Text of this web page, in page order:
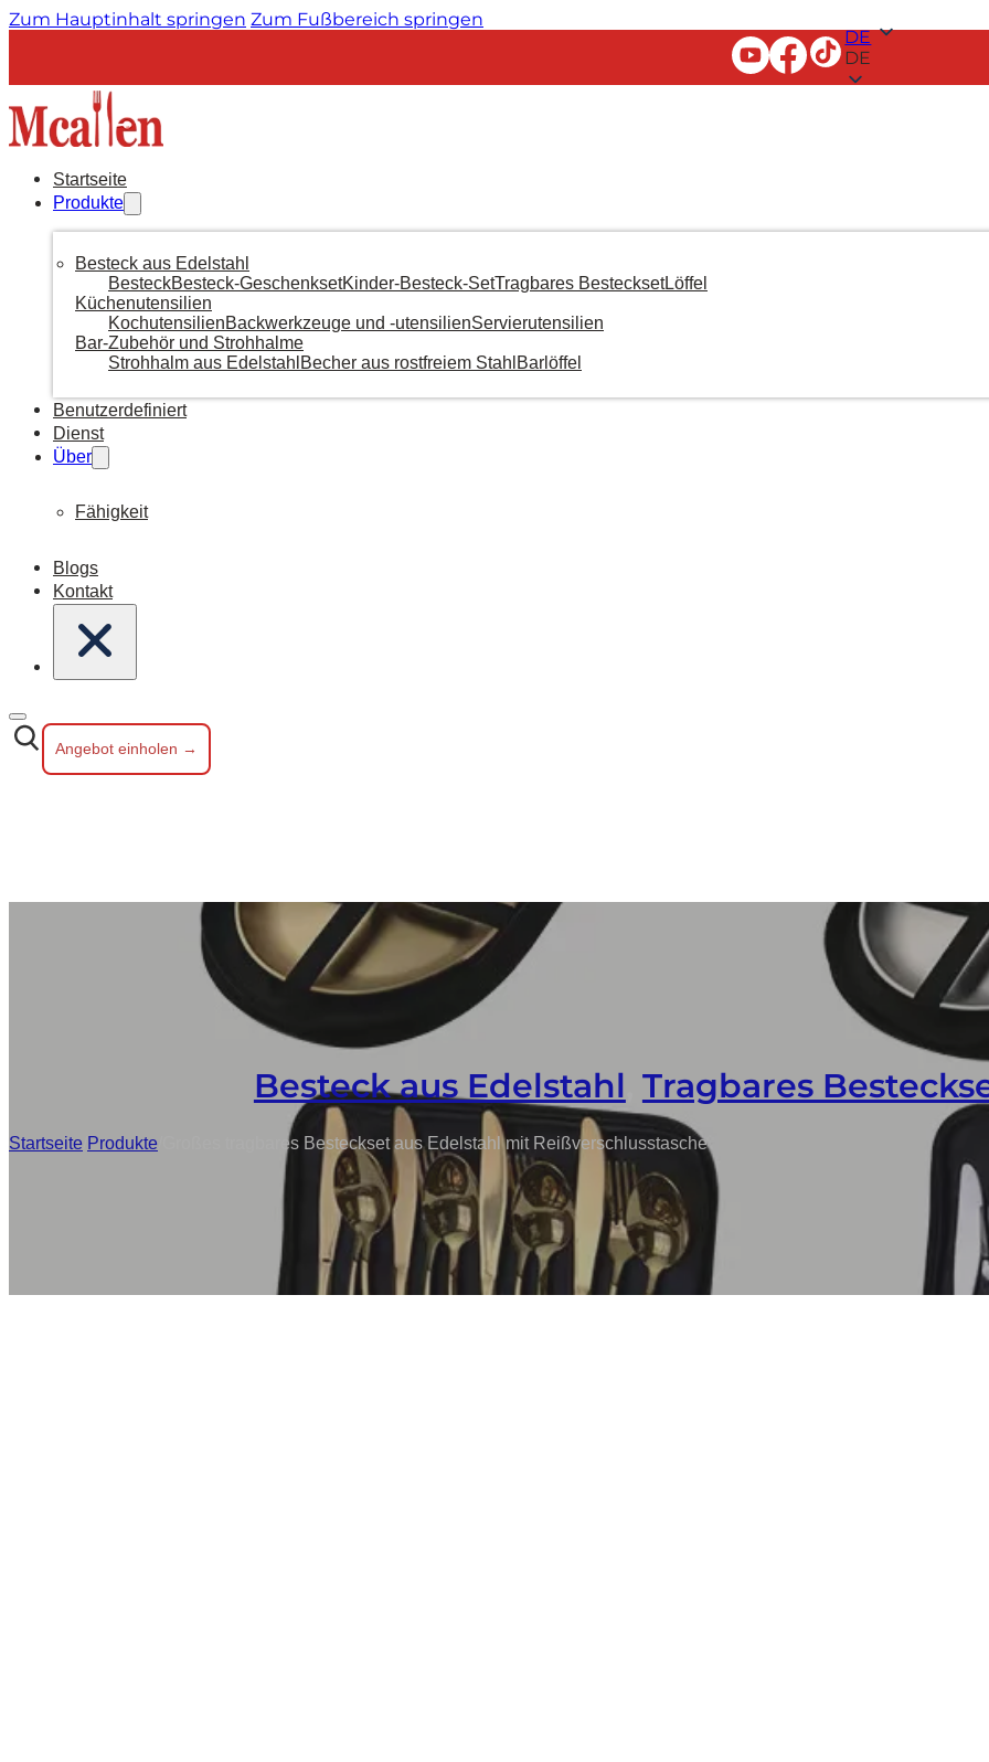
Zum Hauptinhalt springen Zum Fußbereich springen
DE
DE
Startseite
Produkte
Besteck aus Edelstahl
BesteckBesteck-GeschenksetKinder-Besteck-SetTragbares BestecksetLöffel
Küchenutensilien
KochutensilienBackwerkzeuge und -utensilienServierutensilien
Bar-Zubehör und Strohhalme
Strohhalm aus Edelstahl Becher aus rostfreiem Stahl Barlöffel
Benutzerdefiniert
Dienst
Über
Fähigkeit
Blogs
Kontakt
Angebot einholen →
Besteck aus Edelstahl Tragbares
Startseite Produkte Großes tragbares Besteckset aus Edelstahl mit Reißverschlusstasche